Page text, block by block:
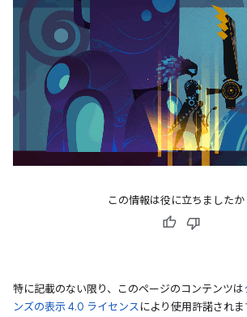
この情報は役に立ちましたか
特に記載のない限り、このページのコンテンツは
ンズの表示 4.0 ライセンスにより使用許諾され